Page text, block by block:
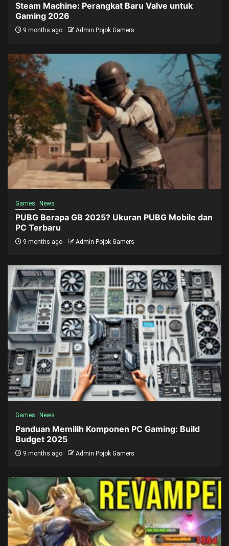
Steam Machine: Perangkat Baru Valve untuk
Gaming 2026
9 months ago Admin Pojok Gamers
Games News
PUBG Berapa GB 2025? Ukuran PUBG Mobile dan
PC Terbaru
9 months ago Admin Pojok Gamers
Games News
Panduan Memilih Komponen PC Gaming: Build
Budget 2025
9 months ago Admin Pojok Gamers